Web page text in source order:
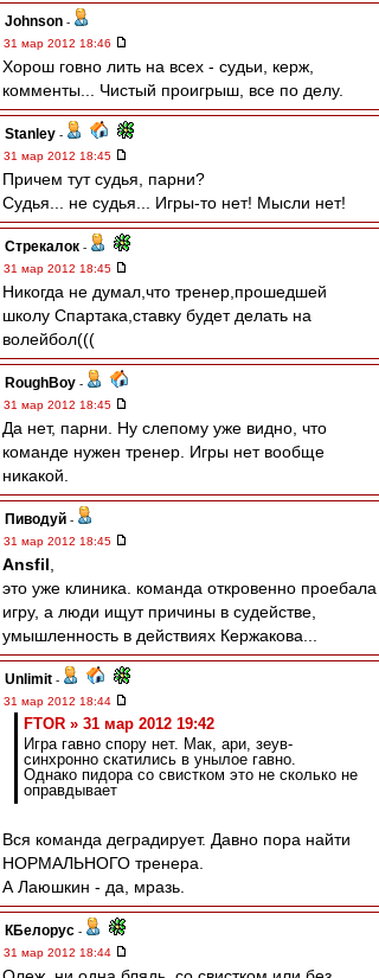
Johnson -
31 мар 2012 18:46
Хорош говно лить на всех - судьи, керж,
комменты... Чистый проигрыш, все по делу.
Stanley -
31 мар 2012 18:45
Причем тут судья, парни?
Судья... не судья... Игры-то нет! Мысли нет!
Стрекалок -
31 мар 2012 18:45
Никогда не думал,что тренер,прошедшей
школу Спартака,ставку будет делать на
волейбол(((
RoughBoy -
31 мар 2012 18:45
Да нет, парни. Ну слепому уже видно, что
команде нужен тренер. Игры нет вообще
никакой.
Пиводуй -
31 мар 2012 18:45
Ansfil
это уже клиника. команда откровенно проебала
игру, а люди ищут причины в судействе,
умышленность в действиях Кержакова...
Unlimit -
31 мар 2012 18:44
FTOR » 31 мар 2012 19:42
Игра гавно спору нет. Мак, ари, зеув-
синхронно скатились в унылое гавно.
Однако пидора со свистком это не сколько не
оправдывает
Вся команда деградирует. Давно пора найти
НОРМАЛЬНОГО тренера.
А Лаюшкин - да, мразь.
КБелорус -
31 мар 2012 18:44